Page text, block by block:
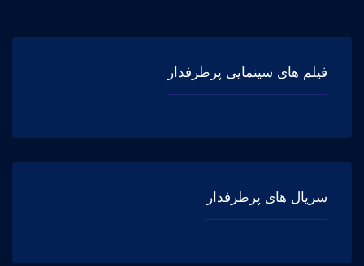
فیلم های سینمایی پرطرفدار
سریال های پرطرفدار